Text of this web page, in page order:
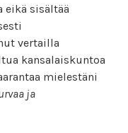
eikä sisältää
vertailla
kansalaiskuntoa
mielestäni
ja